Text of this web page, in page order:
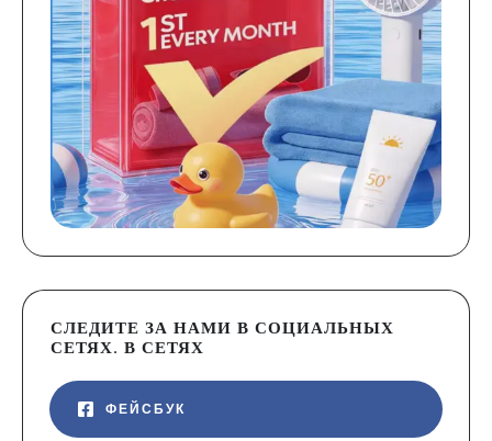
СЛЕДИТЕ ЗА НАМИ В СОЦИАЛЬНЫХ
СЕТЯХ. В СЕТЯХ
ФЕЙСБУК